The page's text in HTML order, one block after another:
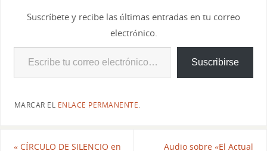
Suscríbete y recibe las últimas entradas en tu correo
electrónico.
Suscribirse
MARCAR EL ENLACE PERMANENTE.
«CÍRCULO DE SILENCIO en
Audio sobre «El Actual